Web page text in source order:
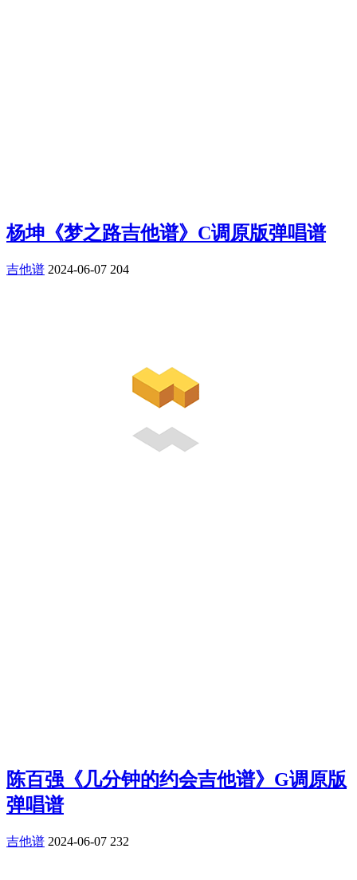
杨坤《梦之路吉他谱》C调原版弹唱谱
吉他谱 2024-06-07 204
陈百强《几分钟的约会吉他谱》G调原版
弹唱谱
吉他谱 2024-06-07 232